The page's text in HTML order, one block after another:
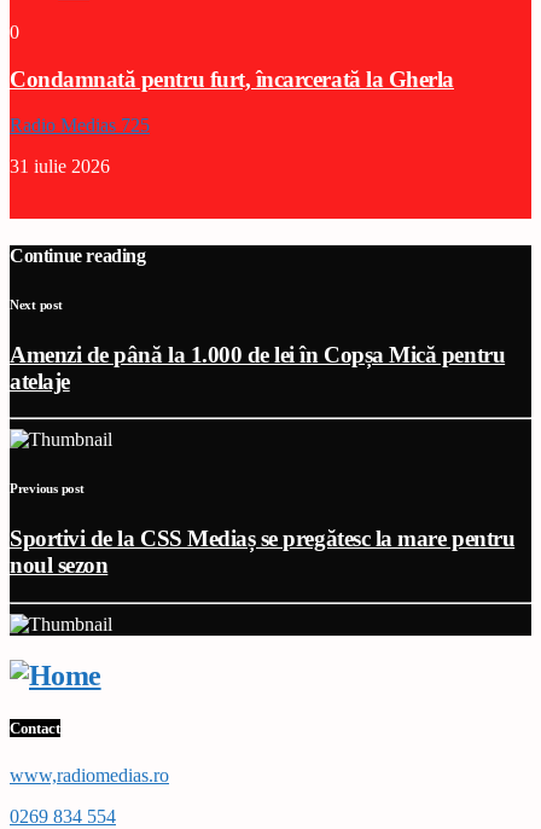
0
Condamnată pentru furt, încarcerată la Gherla
Radio Medias 725
31 iulie 2026
Continue reading
Next post
Amenzi de până la 1.000 de lei în Copșa Mică pentru
atelaje
Previous post
Sportivi de la CSS Mediaș se pregătesc la mare pentru
noul sezon
Contact
www,radiomedias.ro
0269 834 554